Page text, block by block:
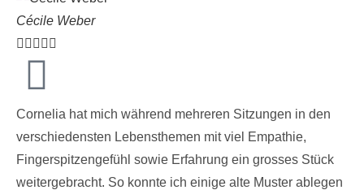
Cécile Weber
    
Cornelia hat mich während mehreren Sitzungen in den
verschiedensten Lebensthemen mit viel Empathie,
Fingerspitzengefühl sowie Erfahrung ein grosses Stück
weitergebracht. So konnte ich einige alte Muster ablegen